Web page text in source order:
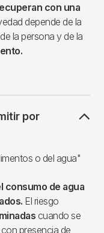
con una
depende de la
la persona y de la
por
o del agua"
consumo de agua
El riesgo
cuando se
presencia de